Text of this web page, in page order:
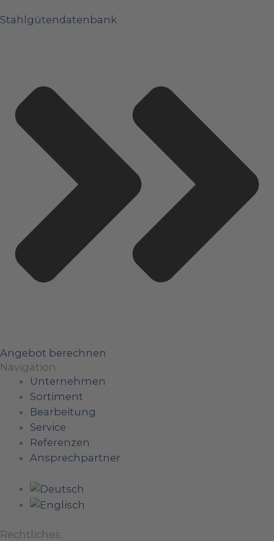
Stahlgütendatenbank
Angebot berechnen
Navigation
Unternehmen
Sortiment
Bearbeitung
Service
Referenzen
Ansprechpartner
Rechtliches